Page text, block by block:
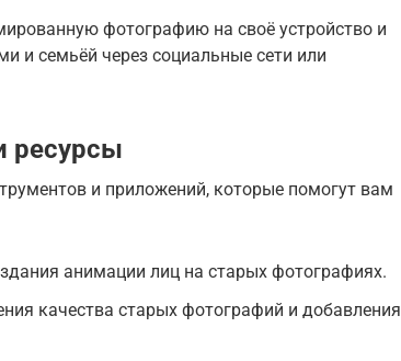
фотографию на своё устройство и
и семьёй через социальные сети или
ресурсы
и приложений, которые помогут вам
анимации лиц на старых фотографиях.
качества старых фотографий и добавления